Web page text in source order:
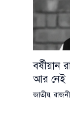
আর নেই
জাতীয়,